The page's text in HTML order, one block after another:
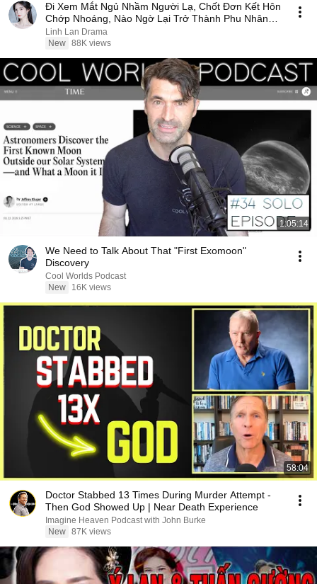
Đi Xem Mắt Ngủ Nhầm Người Lạ, Chốt Đơn Kết Hôn
Chớp Nhoáng, Nào Ngờ Lại Trở Thành Phu Nhân
Tổng Tài
Linh Lan Drama
New 88K views
1:05:14
We Need to Talk About That "First Exomoon"
Discovery
Cool Worlds Podcast
New
16K views
58:04
Doctor Stabbed 13 Times During Murder Attempt -
Then God Showed Up | Near Death Experience
Imagine Heaven Podcast with John Burke
New 87K views